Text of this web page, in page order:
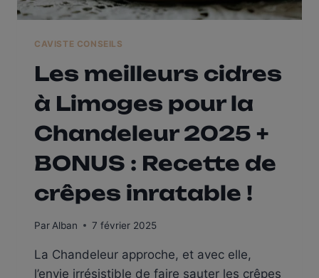
CAVISTE CONSEILS
Les meilleurs cidres
à Limoges pour la
Chandeleur 2025 +
BONUS : Recette de
crêpes inratable !
Par Alban 7 février 2025
La Chandeleur approche, et avec elle,
l’envie irrésistible de faire sauter les crêpes